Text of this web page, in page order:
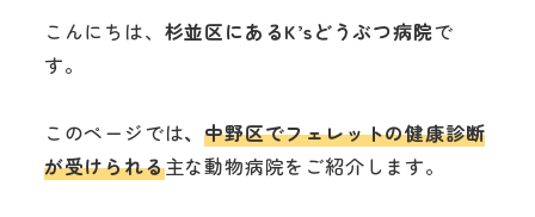
こんにちは、 杉並区にあるK’sどうぶつ病院で
す。
このページでは、中野区でフェレットの健康診断
が受けられる主な動物病院をご紹介します。